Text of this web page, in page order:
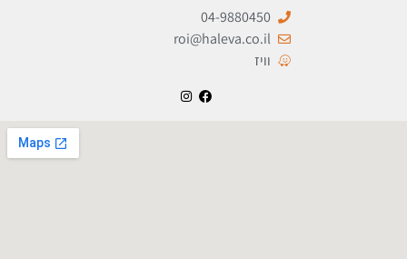
04-9880450
roi@haleva.co.il
וויז